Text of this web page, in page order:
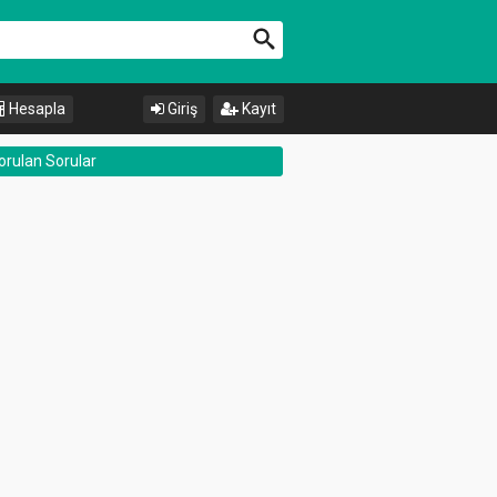
Hesapla Kayıt
Giriş
Sorular